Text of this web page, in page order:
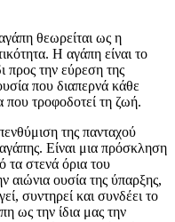
θεωρείται ως η
Η αγάπη είναι το
προς την εύρεση της
που διαπερνά κάθε
που τροφοδοτεί τη ζωή.
της πανταχού
Είναι μια πρόσκληση
τα στενά όρια του
αιώνια ουσία της ύπαρξης,
συντηρεί και συνδέει το
ως την ίδια μας την